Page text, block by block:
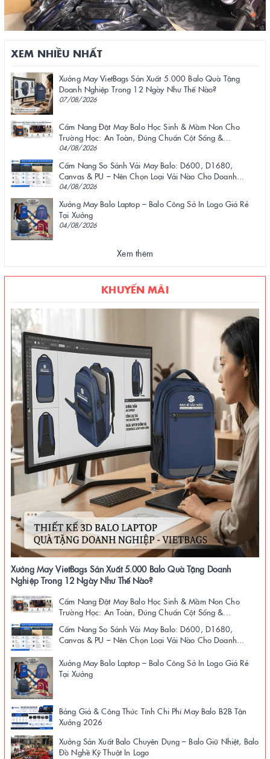
XEM NHIỀU NHẤT
Xưởng May VietBags Sản Xuất 5.000 Balo Quà Tặng
Doanh Nghiệp Trong 12 Ngày Như Thế Nào?
07/08/2026
Cẩm Nang Đặt May Balo Học Sinh & Mầm Non Cho
Trường Học: An Toàn, Đúng Chuẩn Cột Sống &...
04/08/2026
Cẩm Nang So Sánh Vải May Balo: D600, D1680,
Canvas & PU – Nên Chọn Loại Vải Nào Cho Doanh...
04/08/2026
Xưởng May Balo Laptop – Balo Công Sở In Logo Giá Rẻ
Tại Xưởng
04/08/2026
Xem thêm
KHUYẾN MÃI
Xưởng May VietBags Sản Xuất 5.000 Balo Quà Tặng Doanh
Nghiệp Trong 12 Ngày Như Thế Nào?
Cẩm Nang Đặt May Balo Học Sinh & Mầm Non Cho
Trường Học: An Toàn, Đúng Chuẩn Cột Sống &...
Cẩm Nang So Sánh Vải May Balo: D600, D1680,
Canvas & PU – Nên Chọn Loại Vải Nào Cho Doanh...
Xưởng May Balo Laptop – Balo Công Sở In Logo Giá Rẻ
Tại Xưởng
Bảng Giá & Công Thức Tính Chi Phí May Balo B2B Tận
Xưởng 2026
Xưởng Sản Xuất Balo Chuyên Dụng – Balo Giữ Nhiệt, Balo
Đồ Nghề Kỹ Thuật In Logo